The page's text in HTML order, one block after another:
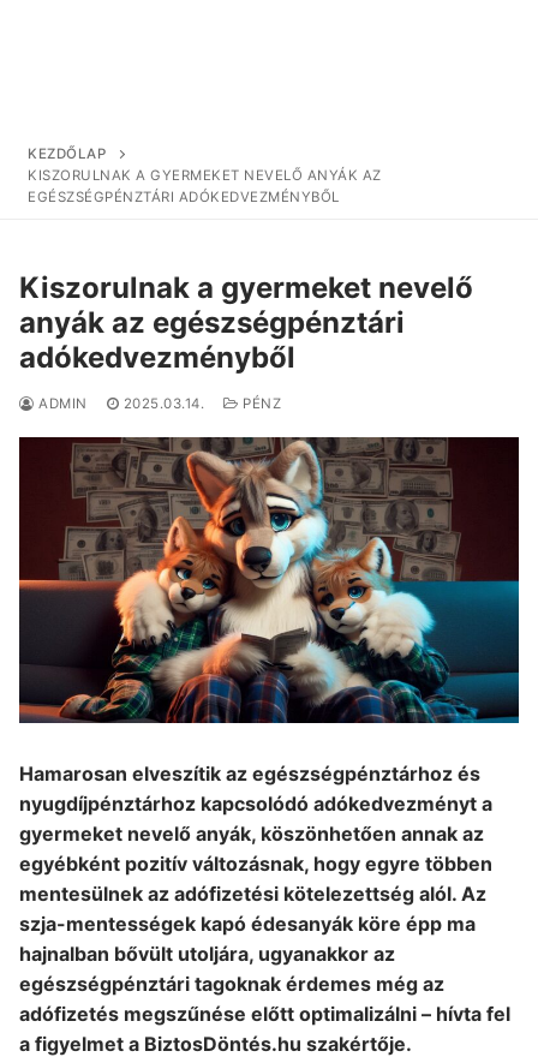
KEZDŐLAP
KISZORULNAK A GYERMEKET NEVELŐ ANYÁK AZ
EGÉSZSÉGPÉNZTÁRI ADÓKEDVEZMÉNYBŐL
Kiszorulnak a gyermeket nevelő
anyák az egészségpénztári
adókedvezményből
ADMIN 2025.03.14. PÉNZ
Hamarosan elveszítik az egészségpénztárhoz és
nyugdíjpénztárhoz kapcsolódó adókedvezményt a
gyermeket nevelő anyák, köszönhetően annak az
egyébként pozitív változásnak, hogy egyre többen
mentesülnek az adófizetési kötelezettség alól. Az
szja-mentességek kapó édesanyák köre épp ma
hajnalban bővült utoljára, ugyanakkor az
egészségpénztári tagoknak érdemes még az
adófizetés megszűnése előtt optimalizálni – hívta fel
a figyelmet a BiztosDöntés.hu szakértője.